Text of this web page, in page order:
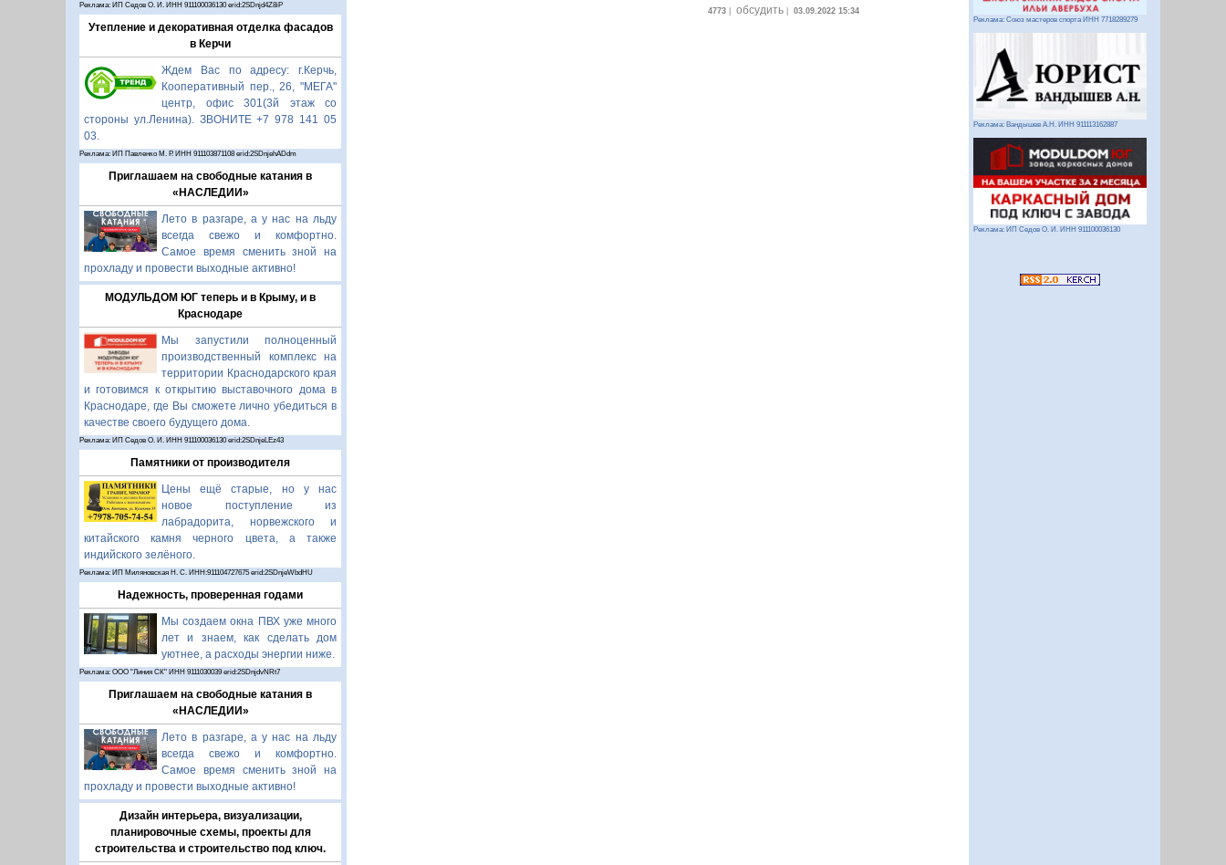
Реклама: ИП Седов О. И. ИНН 911100036130 erid:2SDnjd4Z8iP
Утепление и декоративная отделка фасадов
в Керчи
Ждем Вас по адресу: г.Керчь,
Кооперативный пер., 26, "МЕГА"
центр, офис 301(3й этаж со
стороны ул.Ленина). ЗВОНИТЕ +7 978 141 05
03.
Реклама: ИП Павленко М. Р. ИНН 911103871108 erid:2SDnjehADdm
Приглашаем на свободные катания в
«НАСЛЕДИИ»
Лето в разгаре, а у нас на льду
всегда свежо и комфортно.
Самое время сменить зной на
прохладу и провести выходные активно!
МОДУЛЬДОМ ЮГ теперь и в Крыму, и в
Краснодаре
Мы запустили полноценный
производственный комплекс на
территории Краснодарского края
и готовимся к открытию выставочного дома в
Краснодаре, где Вы сможете лично убедиться в
качестве своего будущего дома.
Реклама: ИП Седов О. И. ИНН 911100036130 erid:2SDnjeLEz43
Памятники от производителя
Цены ещё старые, но у нас
новое поступление из
лабрадорита, норвежского и
китайского камня черного цвета, а также
индийского зелёного.
Реклама: ИП Миляновская Н. С. ИНН:911104727675 erid:2SDnjeWbdHU
Надежность, проверенная годами
Мы создаем окна ПВХ уже много
лет и знаем, как сделать дом
уютнее, а расходы энергии ниже.
Реклама: ООО "Линия СК" ИНН 9111030039 erid:2SDnjdvNRt7
Приглашаем на свободные катания в
«НАСЛЕДИИ»
Лето в разгаре, а у нас на льду
всегда свежо и комфортно.
Самое время сменить зной на
прохладу и провести выходные активно!
Дизайн интерьера, визуализации,
планировочные схемы, проекты для
строительства и строительство под ключ.
4773| обсудить| 03.09.2022 15:34
Реклама: Союз мастеров спорта ИНН 7718289279
Реклама: Вандышев А.Н. ИНН 911113162887
Реклама: ИП Седов О. И. ИНН 911100036130